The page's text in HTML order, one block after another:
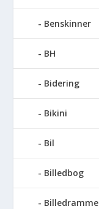
Benskinner
BH
Bidering
Bikini
Bil
Billedbog
Billedramme